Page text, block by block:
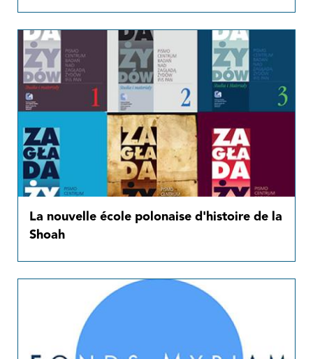
La nouvelle école polonaise d'histoire de la
Shoah